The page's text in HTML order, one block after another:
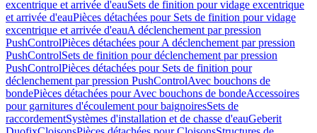
excentrique et arrivée d'eauSets de finition pour vidage excentrique
et arrivée d'eauPièces détachées pour Sets de finition pour vidage
excentrique et arrivée d'eauA déclenchement par pression
PushControlPièces détachées pour A déclenchement par pression
PushControlSets de finition pour déclenchement par pression
PushControlPièces détachées pour Sets de finition pour
déclenchement par pression PushControlAvec bouchons de
bondePièces détachées pour Avec bouchons de bondeAccessoires
pour garnitures d'écoulement pour baignoiresSets de
raccordementSystèmes d'installation et de chasse d'eauGeberit